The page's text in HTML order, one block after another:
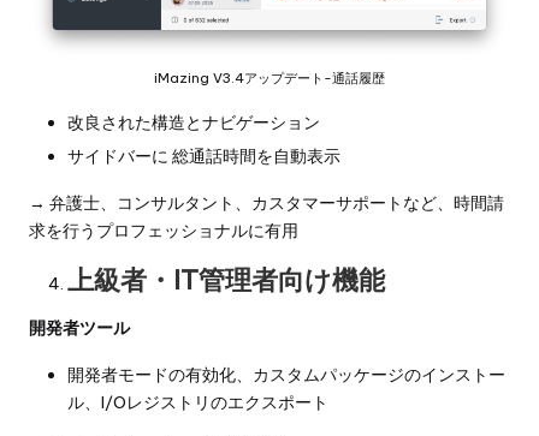
iMazing V3.4アップデート-通話履歴
改良された構造とナビゲーション
サイドバーに 総通話時間を自動表示
→ 弁護士、コンサルタント、カスタマーサポートなど、時間請
求を行うプロフェッショナルに有用
上級者・IT管理者向け機能
開発者ツール
開発者モードの有効化、カスタムパッケージのインストー
ル、I/Oレジストリのエクスポート